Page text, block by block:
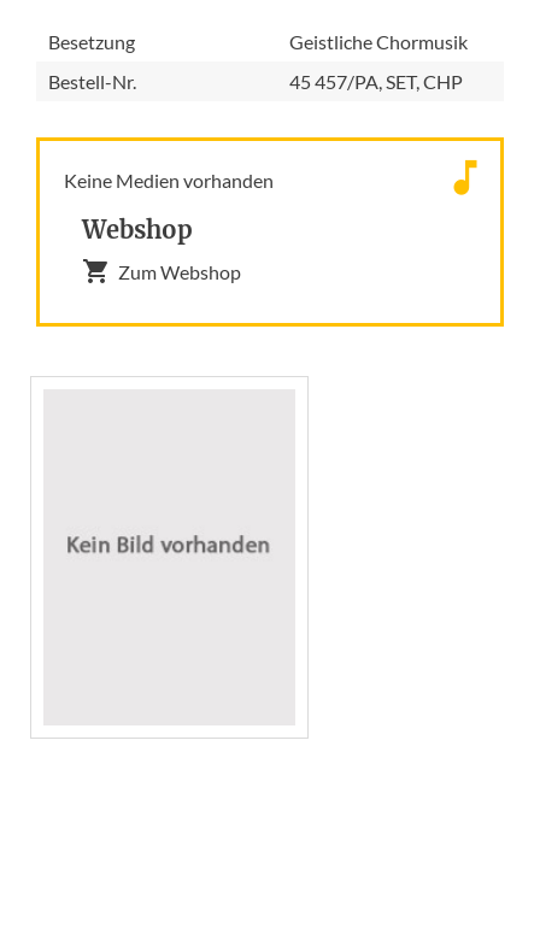
Besetzung
Geistliche Chormusik
Bestell-Nr.
45 457/PA, SET, CHP
Keine Medien vorhanden
Webshop
Zum Webshop